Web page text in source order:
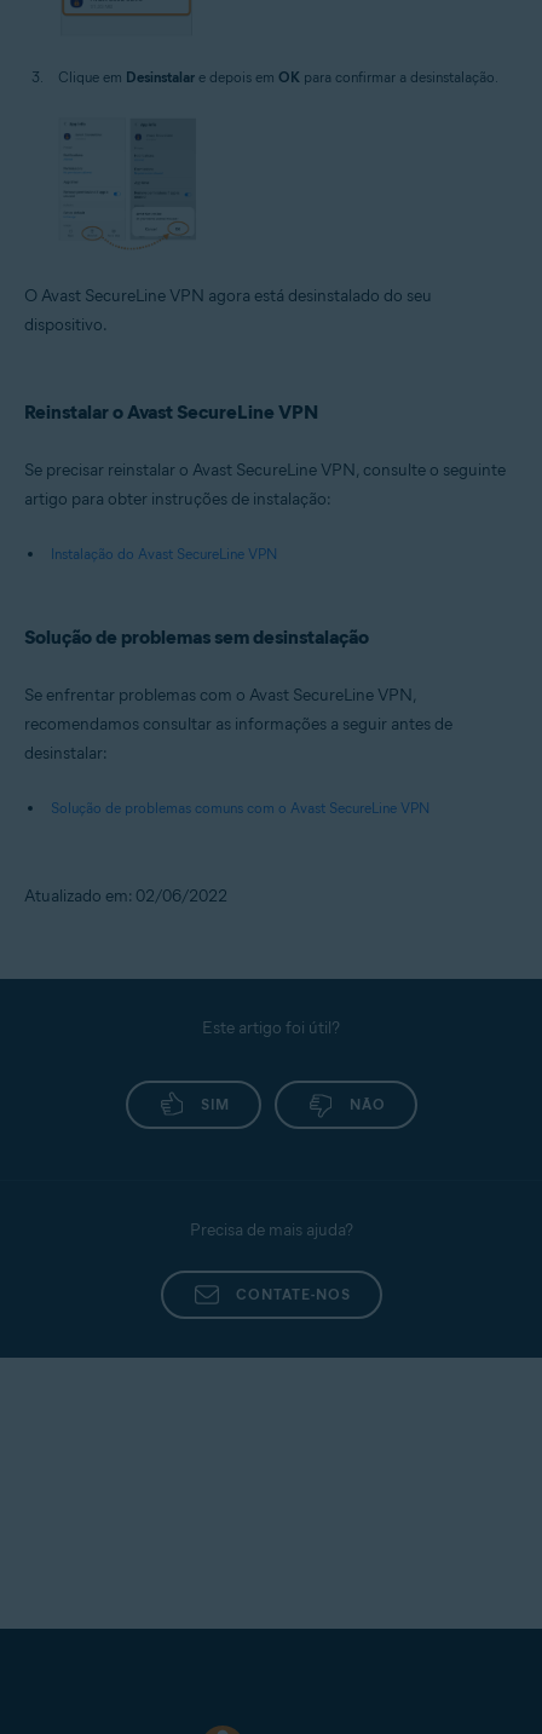
Clique em Desinstalar e depois em OK para confirmar a desinstalação.
O Avast SecureLine VPN agora está desinstalado do seu
dispositivo.
Reinstalar o Avast SecureLine VPN
Se precisar reinstalar o Avast SecureLine VPN, consulte o seguinte
artigo para obter instruções de instalação:
Instalação do Avast SecureLine VPN
Solução de problemas sem desinstalação
Se enfrentar problemas com o Avast SecureLine VPN,
recomendamos consultar as informações a seguir antes de
desinstalar:
Solução de problemas comuns com o Avast SecureLine VPN
Atualizado em: 02/06/2022
Este artigo foi útil?
SIM NÃO
Precisa de mais ajuda?
CONTATE-NOS